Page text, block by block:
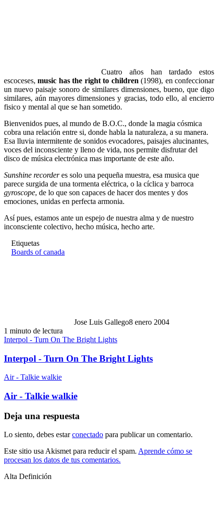
Cuatro años han tardado estos
escoceses,music has the right to children(1998), en confeccionar
un nuevo paisaje sonoro de similares dimensiones, bueno, que digo
similares, aún mayores dimensiones y gracias, todo ello, al encierro
fisico y mental al que se han sometido.
Bienvenidos pues, al mundo de B.O.C., donde la magia cósmica
cobra una relación entre si, donde habla la naturaleza, a su manera.
Esa lluvia intermitente de sonidos evocadores, paisajes alucinantes,
voces del inconsciente y lleno de vida, nos permite disfrutar del
disco de música electrónica mas importante de este año.
Sunshine recorderes solo una pequeña muestra, esa musica que
parece surgida de una tormenta eléctrica, o la cíclica y barroca
gyroscope, de lo que son capaces de hacer dos mentes y dos
emociones, unidas en perfecta armonia.
Así pues, estamos ante un espejo de nuestra alma y de nuestro
inconsciente colectivo, hecho música, hecho arte.
Etiquetas
Boards of canada
Jose Luis Gallego8 enero 2004
1 minuto de lectura
Interpol - Turn On The Bright Lights
Interpol - Turn On The Bright Lights
Air - Talkie walkie
Air - Talkie walkie
Deja una respuesta
Lo siento, debes estarconectado para publicar un comentario.
Este sitio usa Akismet para reducir el spam. Aprende cómo se
procesan los datos de tus comentarios.
Alta Definición